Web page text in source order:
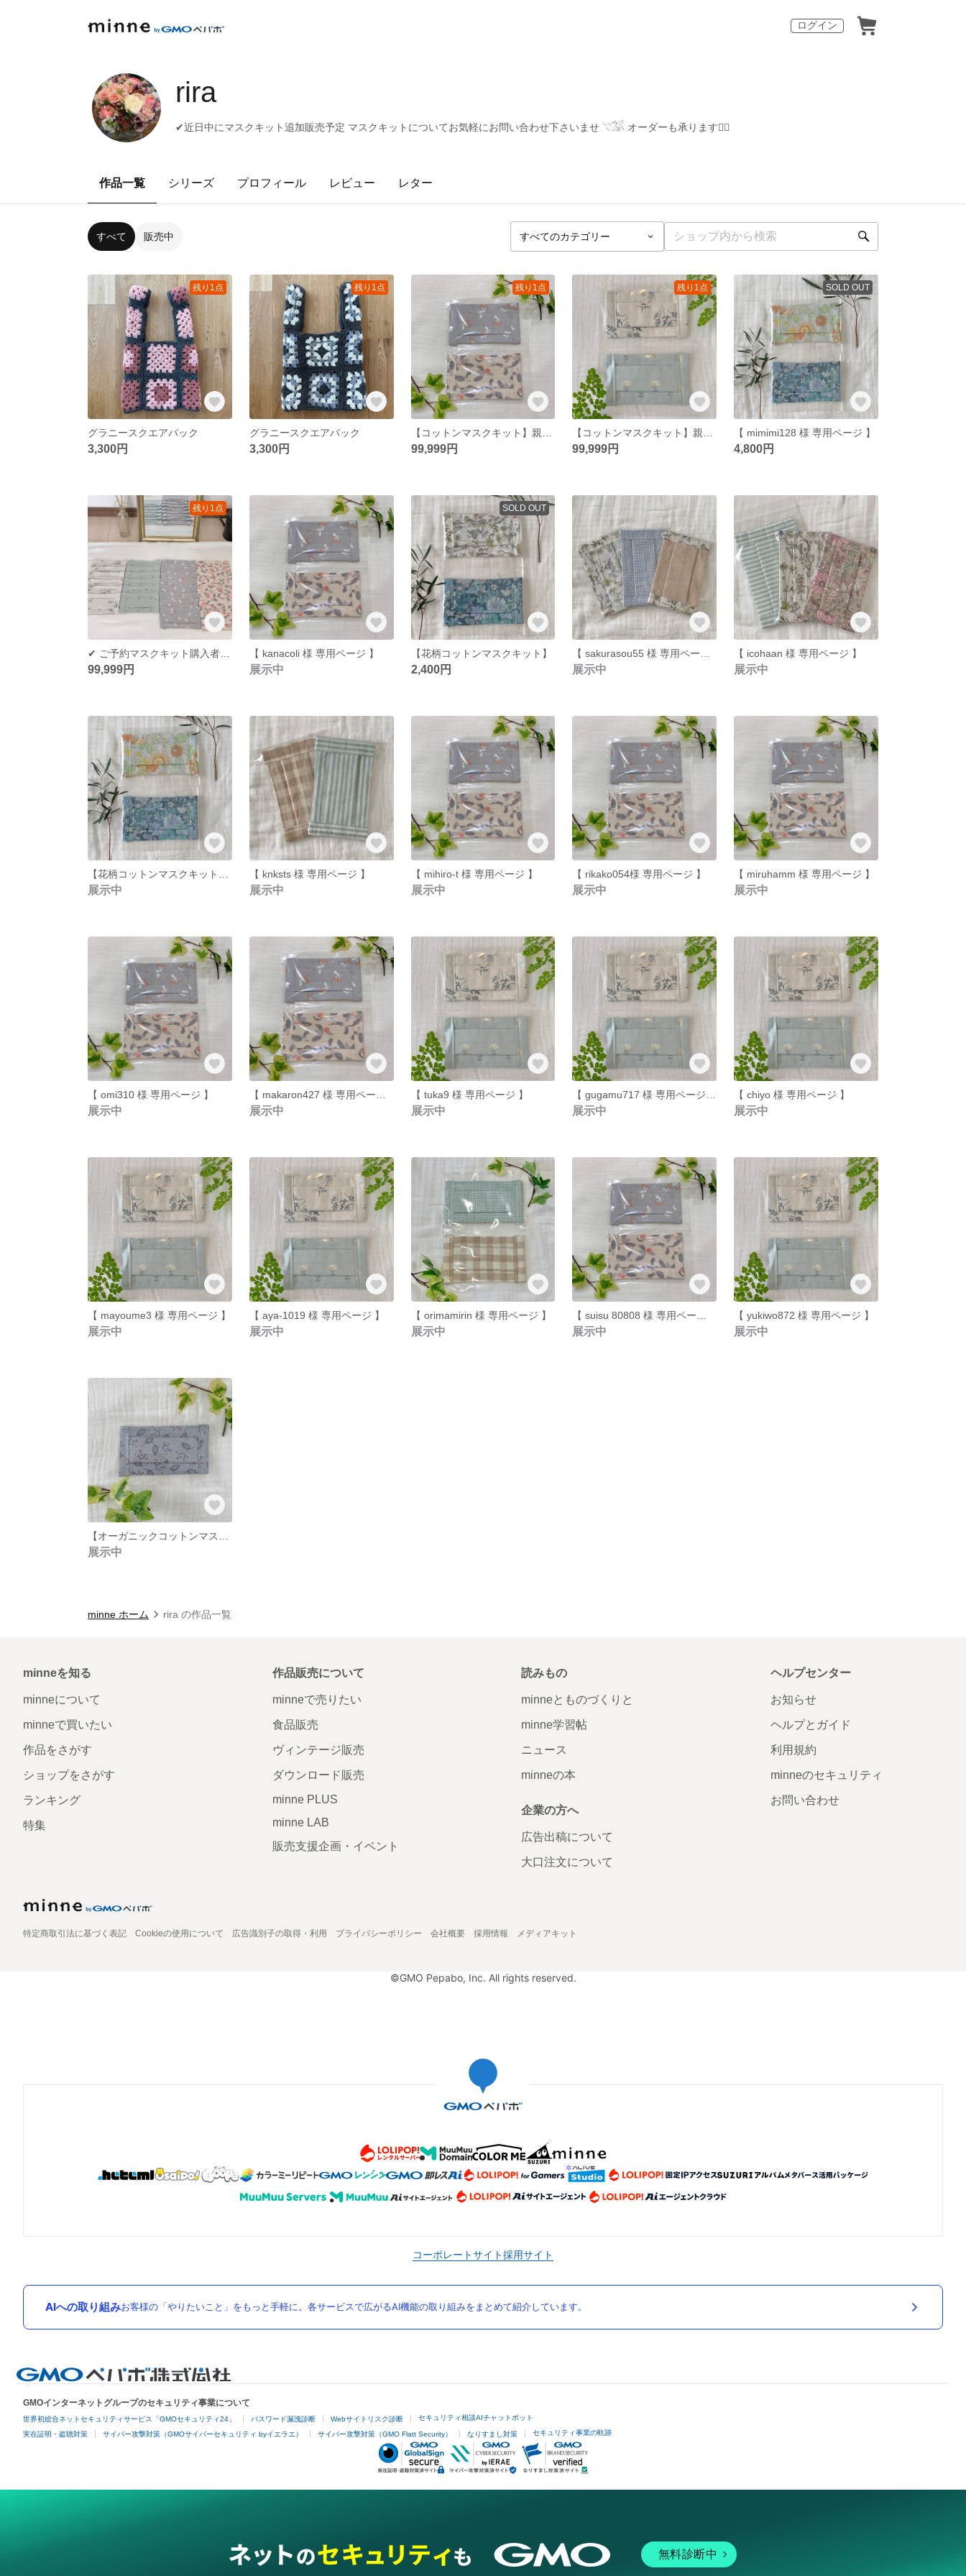
ログイン
rira
✔近日中にマスクキット追加販売予定 マスクキットについてお気軽にお問い合わせ下さいませ 𓇢𓅮 オーダーも承ります❁⃘
作品一覧 シリーズ プロフィール レビュー レター
すべて 販売中
残り1点
グラニースクエアバック
3,300円
残り1点
グラニースクエアバック
3,300円
残り1点
99,999円
残り1点
99,999円
SOLD OUT
【 mimimi128 様 専用ページ 】
4,800円
残り1点
99,999円
【 kanacoli 様 専用ページ 】
展示中
SOLD OUT
【花柄コットンマスクキット】
2,400円 展示中
【 icohaan 様 専用ページ 】
展示中
展示中
【 knksts 様 専用ページ 】
展示中
【 mihiro-t 様 専用ページ 】
展示中
【 rikako054様 専用ページ 】
展示中
【 miruhamm 様 専用ページ 】
展示中
【 omi310 様 専用ページ 】
展示中 展示中
【 tuka9 様 専用ページ 】
展示中 展示中
【 chiyo 様 専用ページ 】
展示中
【 mayoume3 様 専用ページ 】
展示中
【 aya-1019 様 専用ページ 】
展示中
【 orimamirin 様 専用ページ 】
展示中 展示中
【 yukiwo872 様 専用ページ 】
展示中
展示中
minne ホーム rira の作品一覧
minneを知る
minneについて
minneで買いたい
作品をさがす
ショップをさがす
ランキング
特集
作品販売について
minneで売りたい
食品販売
ヴィンテージ販売
ダウンロード販売
minne PLUS
minne LAB
販売支援企画・イベント
読みもの
minneとものづくりと
minne学習帖
ニュース
minneの本
企業の方へ
広告出稿について
大口注文について
ヘルプセンター
お知らせ
ヘルプとガイド
利用規約
minneのセキュリティ
お問い合わせ
特定商取引法に基づく表記 Cookieの使用について 広告識別子の取得・利用 プライバシーポリシー 会社概要 採用情報 メディアキット
©GMO Pepabo, Inc. All rights reserved.
コーポレートサイト採用サイト
AIへの取り組みお客様の「やりたいこと」をもっと手軽に。各サービスで広がるAI機能の取り組みをまとめて紹介しています。
GMOインターネットグループのセキュリティ事業について
世界初総合ネットセキュリティサービス「GMOセキュリティ24」 パスワード漏洩診断 Webサイトリスク診断 セキュリティ相談AIチャットボット
実在証明・盗聴対策 サイバー攻撃対策（GMOサイバーセキュリティ byイエラエ） サイバー攻撃対策（GMO Flatt Security） なりすまし対策 セキュリティ事業の軌跡
無料診断中